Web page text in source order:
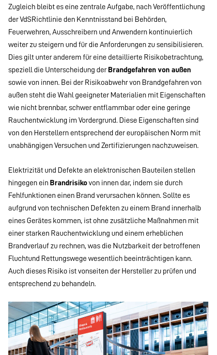
Zugleich bleibt es eine zentrale Aufgabe, nach Veröffentlichung
der VdSRichtlinie den Kenntnisstand bei Behörden,
Feuerwehren, Ausschreibern und Anwendern kontinuierlich
weiter zu steigern und für die Anforderungen zu sensibilisieren.
Dies gilt unter anderem für eine detaillierte Risikobetrachtung,
speziell die Unterscheidung der Brandgefahren von außen
sowie von innen. Bei der Risikoabwehr von Brandgefahren von
außen steht die Wahl geeigneter Materialien mit Eigenschaften
wie nicht brennbar, schwer entflammbar oder eine geringe
Rauchentwicklung im Vordergrund. Diese Eigenschaften sind
von den Herstellern entsprechend der europäischen Norm mit
unabhängigen Versuchen und Zertifizierungen nachzuweisen.
Elektrizität und Defekte an elektronischen Bauteilen stellen
hingegen ein Brandrisikovon innen dar, indem sie durch
Fehlfunktionen einen Brand verursachen können. Sollte es
aufgrund von technischen Defekten zu einem Brand innerhalb
eines Gerätes kommen, ist ohne zusätzliche Maßnahmen mit
einer starken Rauchentwicklung und einem erheblichen
Brandverlauf zu rechnen, was die Nutzbarkeit der betroffenen
Fluchtund Rettungswege wesentlich beeinträchtigen kann.
Auch dieses Risiko ist vonseiten der Hersteller zu prüfen und
entsprechend zu behandeln.